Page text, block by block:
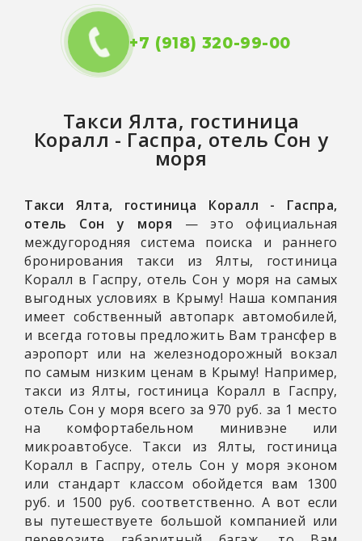
+7 (918) 320-99-00
ТаксиЯлта, гостиница
Коралл - Гаспра, отель Сон у
моря
Такси Ялта, гостиница Коралл - Гаспра,
отель Сон у моря — это официальная
междугородняя система поиска и раннего
бронирования такси из Ялты, гостиница
Коралл в Гаспру, отель Сон у моря на самых
выгодных условиях в Крыму! Наша компания
имеет собственный автопарк автомобилей,
и всегда готовы предложить Вам трансфер в
аэропорт или на железнодорожный вокзал
по самым низким ценам в Крыму! Например,
такси из Ялты, гостиница Коралл в Гаспру,
отель Сон у моря всего за 970 руб. за 1 место
на комфортабельном минивэне или
микроавтобусе. Такси из Ялты, гостиница
Коралл в Гаспру, отель Сон у моря эконом
или стандарт классом обойдется вам 1300
руб. и 1500 руб. соответственно. А вот если
вы путешествуете большой компанией или